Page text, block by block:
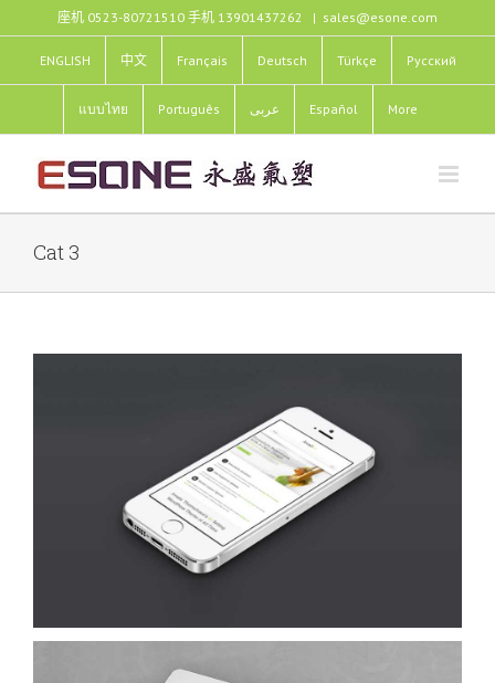
过
容
座机 0523-80721510 手机 13901437262 | sales@esone.com
ENGLISH 中文 Français Deutsch Türkçe Pусский
แบบไทย Português عربى Español More
Cat 3